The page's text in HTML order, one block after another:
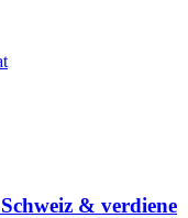
& verdiene